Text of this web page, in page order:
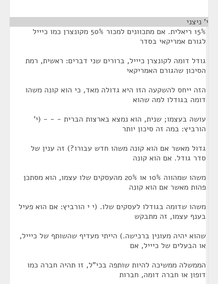
י' ניצני
15% ריאלית. אם מתכוונים למכור 50% מקונצרן כמו כיייל
לגורם אמריקאי בסדר
גודל דומה לקונצרן כיייל, ברורים שני דברים: ראשית, רמת
הסיכון שהגורם האמריקאי
הזה ייחס להשקעה הזו היא גדולה מאד, כי הוא קונה משהו
דומה בגודלו למה שהוא
עושה בעצמו; שנית, הוא נמצא בארצות הברית - - - (י'
הורביץ: במה זה סיכון יותר
גדול מאשר אם הוא קונה משהו חדש עבורו?) זה ענין של
סדר גודל. אם הוא קונה
משהו שמהווה 10% או 20% מהעסקים שלו עצמו, הוא מסתכן
פהות מאשר אם הוא קונה
משהו שדומה בגודלו לעסקים שלו. (י י הורביץ: אם הוא פעיל
בענף עצמו, זה מתבקש
שהוא יהיה מעונין ברכישה.) הייתי מעדיף שהשותף של כיייל,
או הבעלים של כיייל, אם
הממשלה ממשיכה להיות שותפה בכי"ל, זו תהיה חברה כמו
דופון או חברה דומה, חברות